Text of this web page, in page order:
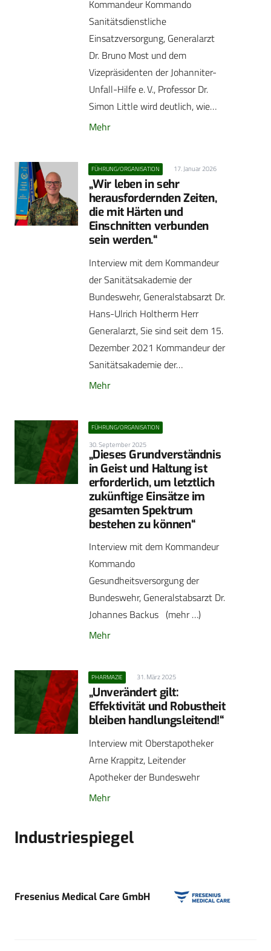
Kommandeur Kommando
Sanitätsdienstliche
Einsatzversorgung, Generalarzt
Dr. Bruno Most und dem
Vizepräsidenten der Johanniter-
Unfall-Hilfe e. V., Professor Dr.
Simon Little wird deutlich, wie…
Mehr
FÜHRUNG/ORGANISATION 17. Januar 2026
„Wir leben in sehr
herausfordernden Zeiten,
die mit Härten und
Einschnitten verbunden
sein werden.“
Interview mit dem Kommandeur
der Sanitätsakademie der
Bundeswehr, Generalstabsarzt Dr.
Hans-Ulrich Holtherm Herr
Generalarzt, Sie sind seit dem 15.
Dezember 2021 Kommandeur der
Sanitätsakademie der…
Mehr
FÜHRUNG/ORGANISATION
30. September 2025
„Dieses Grundverständnis
in Geist und Haltung ist
erforderlich, um letztlich
zukünftige Einsätze im
gesamten Spektrum
bestehen zu können“
Interview mit dem Kommandeur
Kommando
Gesundheitsversorgung der
Bundeswehr, Generalstabsarzt Dr.
Johannes Backus (mehr …)
Mehr
PHARMAZIE 31. März 2025
„Unverändert gilt:
Effektivität und Robustheit
bleiben handlungsleitend!“
Interview mit Oberstapotheker
Arne Krappitz, Leitender
Apotheker der Bundeswehr
Mehr
Industriespiegel
Fresenius Medical Care GmbH